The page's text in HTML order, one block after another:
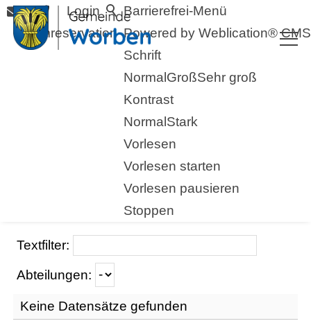
Barrierefrei-Menü
Powered by Weblication® CMS
Schrift
Normal GroßSehr groß
Kontrast
Normal Stark
Vorlesen
Vorlesen starten
Vorlesen pausieren
Stoppen
Login
Raumreservation
Dienst­leistungen
Textfilter:
Abteilungen:
Keine Datensätze gefunden